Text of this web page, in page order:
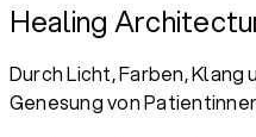
Healing
Durch Licht, Farben,
Genesung von